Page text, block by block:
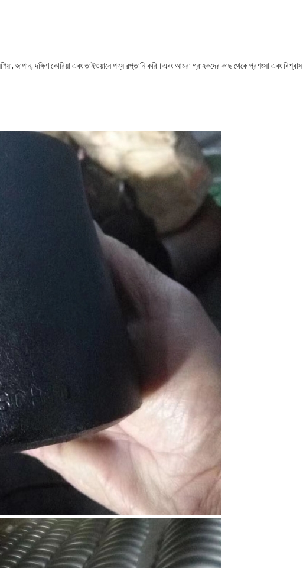
জাপান, দক্ষিণ কোরিয়া এবং তাইওয়ানে পণ্য রপ্তানি করি।এবং আমরা গ্রাহকদের কাছ থেকে প্রশংসা এবং বিশ্বাস